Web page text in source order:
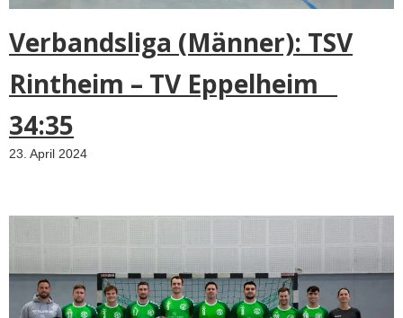
Verbandsliga (Männer): TSV
Rintheim – TV Eppelheim
34:35
23. April 2024